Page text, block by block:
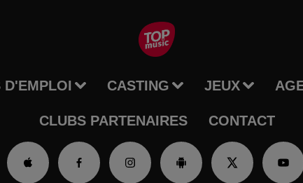
D'EMPLOI CASTING JEUX
CLUBS PARTENAIRES CONTACT